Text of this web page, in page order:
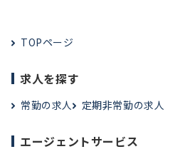
TOPページ
求人を探す
常勤の求人 定期非常勤の求人
エージェントサービス